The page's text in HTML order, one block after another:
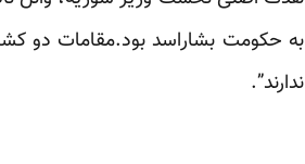
به حکومت بشاراسد بود.مقامات دو
ندارند”.